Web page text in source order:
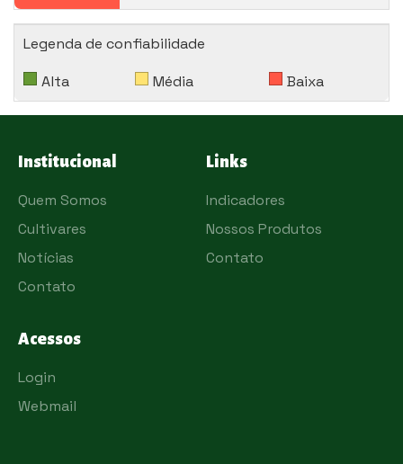
Legenda de confiabilidade
Alta
Média Baixa
Institucional
Quem Somos
Cultivares
Notícias
Contato
Links
Indicadores
Nossos Produtos
Contato
Acessos
Login
Webmail